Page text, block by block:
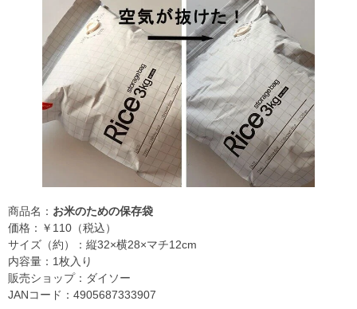
商品名： お米のための保存袋
価格：￥110（税込）
サイズ（約）：縦32×横28×マチ12cm
内容量：1枚入り
販売ショップ：ダイソー
JANコード：4905687333907